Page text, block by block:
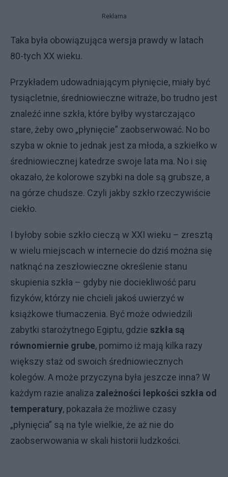
Reklama
Taka była obowiązująca wersja prawdy w latach
80-tych XX wieku.
Przykładem udowadniającym płynięcie, miały być
tysiącletnie, średniowieczne witraże, bo trudno jest
znaleźć inne szkła, które byłby wystarczająco
stare, żeby owo „płynięcie” zaobserwować. No bo
szyba w oknie to jednak jest za młoda, a szkiełko w
średniowiecznej katedrze swoje lata ma. No i się
okazało, że kolorowe szybki na dole są grubsze, a
na górze chudsze. Czyli jakby szkło rzeczywiście
ciekło.
I byłoby sobie szkło cieczą w XXI wieku – zresztą
w wielu miejscach w internecie do dziś można się
natknąć na zeszłowieczne określenie stanu
skupienia szkła – gdyby nie dociekliwość paru
fizyków, którzy nie chcieli jakoś uwierzyć w
książkowe tłumaczenia. Być może odwiedzili
zabytki starożytnego Egiptu, gdzie szkła są
równomiernie grube, pomimo iż mają kilka razy
większy staż od swoich średniowiecznych
kolegów. A może przyczyna była jeszcze inna? W
każdym razie analiza zależności lepkości szkła od
temperatury, pokazała że możliwe czasy
„płynięcia” są na tyle wielkie, że aż nie do
zaobserwowania w skali historii ludzkości.